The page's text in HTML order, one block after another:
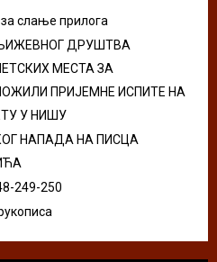
слање прилога
ДРУШТВА
МЕСТА ЗА
ПРИЈЕМНЕ ИСПИТЕ НА
У НИШУ
НАПАДА НА ПИСЦА
249-250